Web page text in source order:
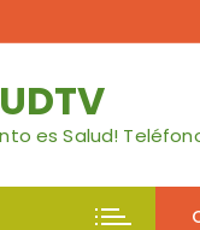
es Salud!